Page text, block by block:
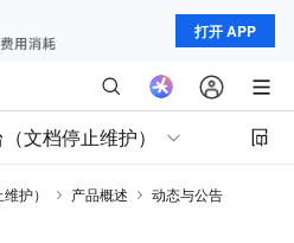
打开 APP
文档停止维护）
护） 产品概述
动态与公告